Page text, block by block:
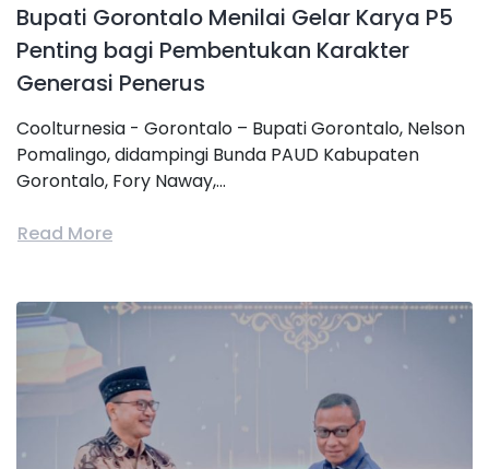
Bupati Gorontalo Menilai Gelar Karya P5
Penting bagi Pembentukan Karakter
Generasi Penerus
Coolturnesia - Gorontalo – Bupati Gorontalo, Nelson
Pomalingo, didampingi Bunda PAUD Kabupaten
Gorontalo, Fory Naway,...
Read More